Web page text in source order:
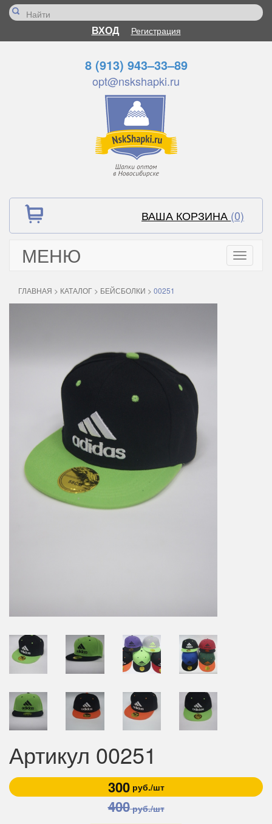
ВХОД Регистрация
8 (913) 943–33–89
opt@nskshapki.ru
ВАША КОРЗИНА (0)
МЕНЮ
Toggle
ГЛАВНАЯ > КАТАЛОГ > БЕЙСБОЛКИ > 00251
Артикул 00251
300руб./шт
400руб./шт